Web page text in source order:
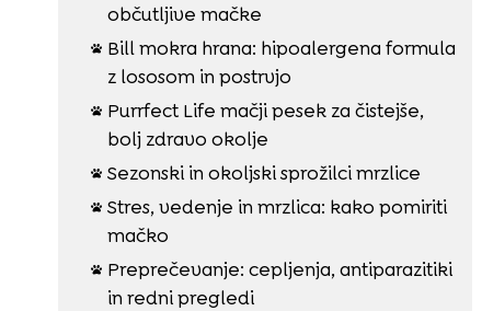
občutljive mačke

Bill mokra hrana: hipoalergena formula
z lososom in postrvjo

Purrfect Life mačji pesek za čistejše,
bolj zdravo okolje
 Sezonski in okoljski sprožilci mrzlice
 Stres, vedenje in mrzlica: kako pomiriti
mačko

Preprečevanje: cepljenja, antiparazitiki
in redni pregledi